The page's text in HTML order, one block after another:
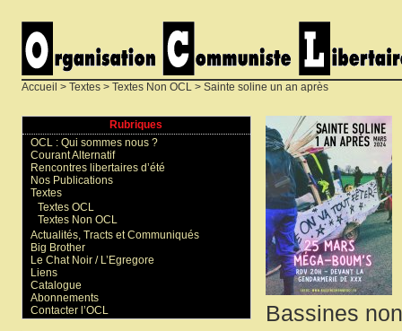
Accueil > Textes > Textes Non OCL > Sainte soline un an après
Bassines
Rubriques
OCL : Qui sommes nous ?
Courant Alternatif
Rencontres libertaires d’été
Nos Publications
Textes
Textes OCL
Textes Non OCL
Actualités, Tracts et Communiqués
Big Brother
Le Chat Noir / L’Egregore
Liens
Catalogue
Abonnements
Contacter l’OCL